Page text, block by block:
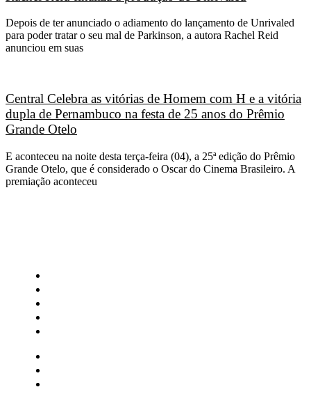
Depois de ter anunciado o adiamento do lançamento de Unrivaled
para poder tratar o seu mal de Parkinson, a autora Rachel Reid
anunciou em suas
Central Celebra as vitórias de Homem com H e a vitória
dupla de Pernambuco na festa de 25 anos do Prêmio
Grande Otelo
E aconteceu na noite desta terça-feira (04), a 25ª edição do Prêmio
Grande Otelo, que é considerado o Oscar do Cinema Brasileiro. A
premiação aconteceu